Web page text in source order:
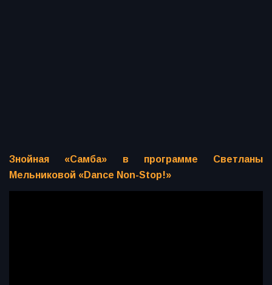
Знойная «Самба» в программе Светланы
Мельниковой «Dance Non-Stop!»